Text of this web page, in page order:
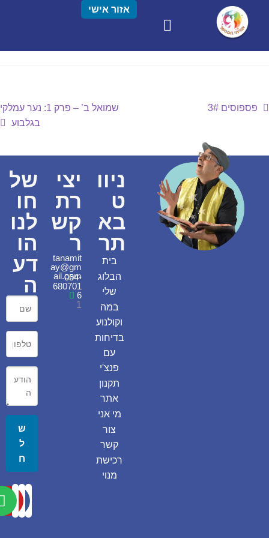
אזור אישי
פספוסים 3#
שמואל ב’ – פרק 1: נער עמלקי
בגלבוע
ניוו
ט
בא
תר
בית
הבלוג
שלי
במה
וקולנוע
בדיחות
עם
פנצ'י
תקנון
אתר
מי אני
צור
קשר
רכישת
מנוי
יצי
רת
קש
ר
tanamit
ay@gm
ail.com
054-
680701
6
1
של
חו
לנו
הו
דע
ה
ש
ל
ח